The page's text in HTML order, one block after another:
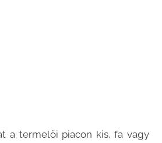
a termelői piacon kis, fa vagy